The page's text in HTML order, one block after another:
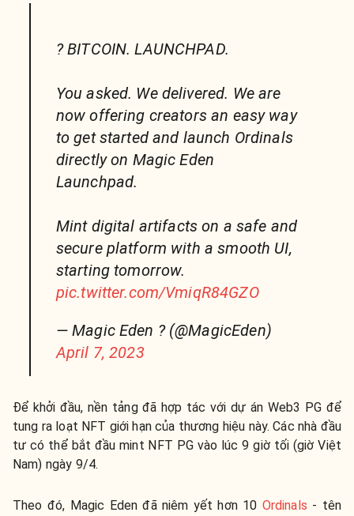
? BITCOIN. LAUNCHPAD.
You asked. We delivered. We are
now offering creators an easy way
to get started and launch Ordinals
directly on Magic Eden
Launchpad.
Mint digital artifacts on a safe and
secure platform with a smooth UI,
starting tomorrow.
pic.twitter.com/VmiqR84GZO
— Magic Eden ? (@MagicEden)
April 7, 2023
Để khởi đầu, nền tảng đã hợp tác với dự án Web3 PG để
tung ra loạt NFT giới hạn của thương hiệu này. Các nhà đầu
tư có thể bắt đầu mint NFT PG vào lúc 9 giờ tối (giờ Việt
Nam) ngày 9/4.
Theo đó, Magic Eden đã niêm yết hơn 10 Ordinals - tên